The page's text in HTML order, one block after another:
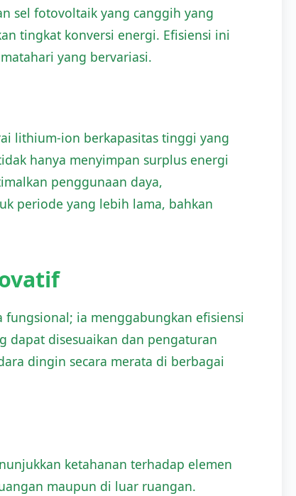
sel fotovoltaik yang canggih yang
tingkat konversi energi. Efisiensi ini
yang bervariasi.
lithium-ion berkapasitas tinggi yang
hanya menyimpan surplus energi
penggunaan daya,
periode yang lebih lama, bahkan
fungsional; ia menggabungkan efisiensi
dapat disesuaikan dan pengaturan
dingin secara merata di berbagai
ketahanan terhadap elemen
maupun di luar ruangan.